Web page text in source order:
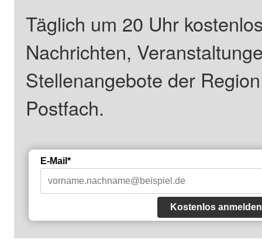
Täglich um 20 Uhr
Nachrichten,
Stellenangebote der
Postfach.
E-Mail*
Kostenlos anmelden